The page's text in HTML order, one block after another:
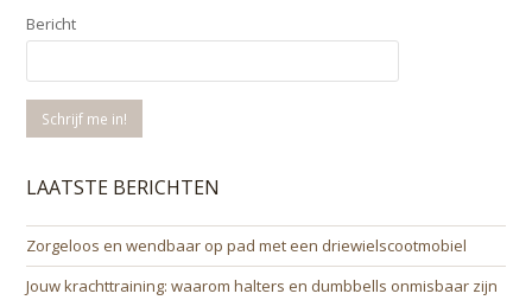
Bericht
LAATSTE BERICHTEN
Zorgeloos en wendbaar op pad met een driewielscootmobiel
Jouw krachttraining: waarom halters en dumbbells onmisbaar zijn